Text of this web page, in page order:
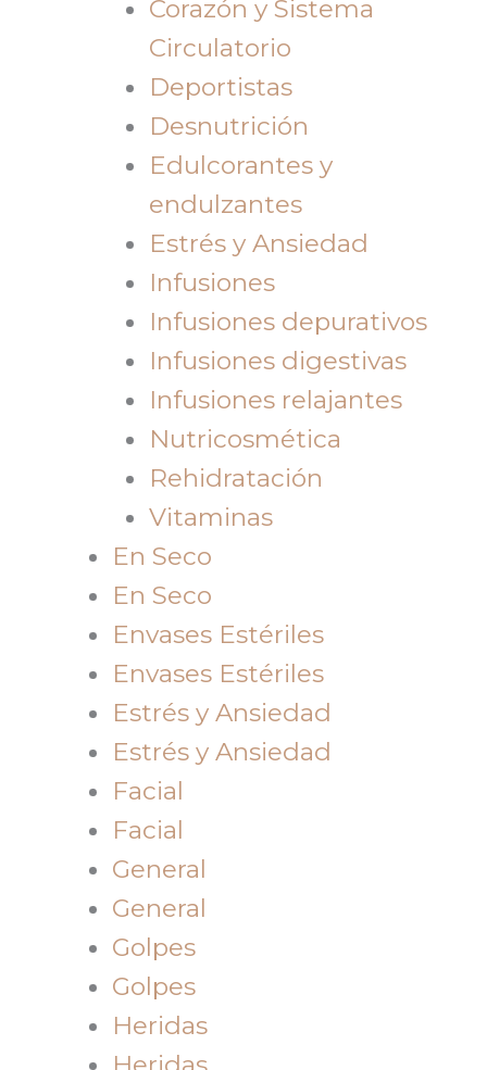
Corazón y Sistema
Circulatorio
Deportistas
Desnutrición
Edulcorantes y
endulzantes
Estrés y Ansiedad
Infusiones
Infusiones depurativos
Infusiones digestivas
Infusiones relajantes
Nutricosmética
Rehidratación
Vitaminas
En Seco
En Seco
Envases Estériles
Envases Estériles
Estrés y Ansiedad
Estrés y Ansiedad
Facial
Facial
General
General
Golpes
Golpes
Heridas